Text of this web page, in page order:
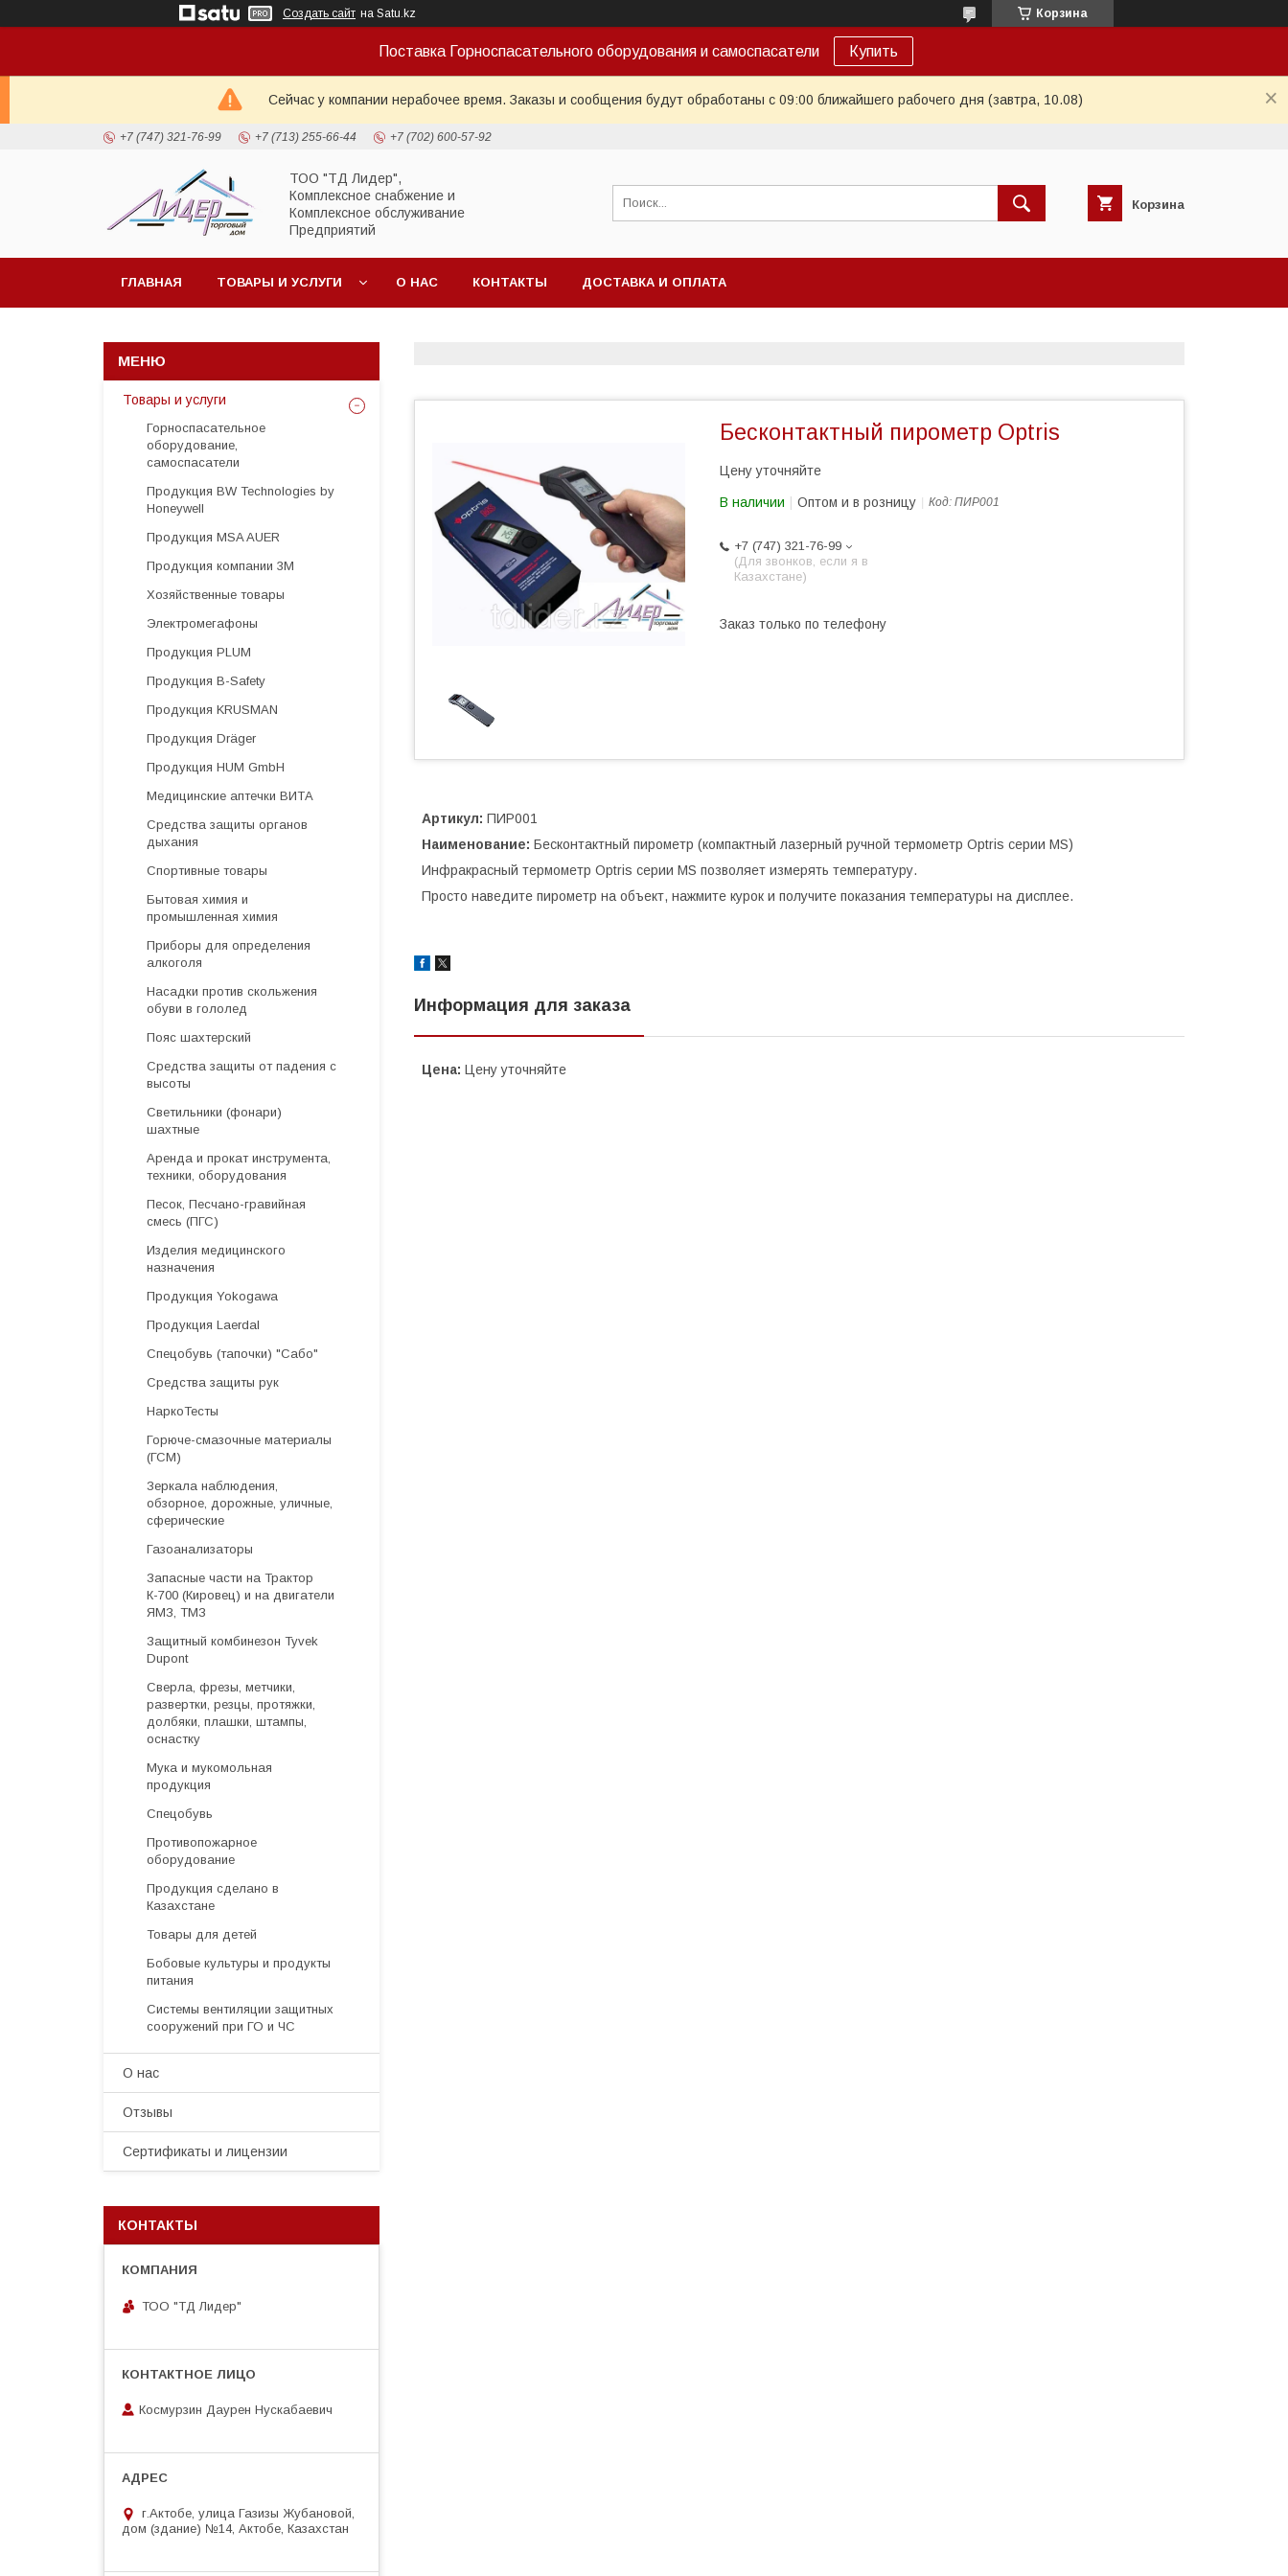
Создать сайт на Satu.kz Корзина
Поставка Горноспасательного оборудования и самоспасатели Купить
Сейчас у компании нерабочее время. Заказы и сообщения будут обработаны с 09:00 ближайшего рабочего дня (завтра, 10.08)
+7 (747) 321-76-99 +7 (713) 255-66-44 +7 (702) 600-57-92
ТОО "ТД Лидер",
Комплексное снабжение и
Комплексное обслуживание
Предприятий
Корзина
ГЛАВНАЯ ТОВАРЫ И УСЛУГИ О НАС КОНТАКТЫ ДОСТАВКА И ОПЛАТА
Бесконтактный пирометр Optris
Цену уточняйте
В наличии Оптом и в розницу Код: ПИР001
+7 (747) 321-76-99
(Для звонков, если я в
Казахстане)
Заказ только по телефону
Артикул: ПИР001
Наименование: Бесконтактный пирометр (компактный лазерный ручной термометр Optris серии MS)
Инфракрасный термометр Optris серии MS позволяет измерять температуру.
Просто наведите пирометр на объект, нажмите курок и получите показания температуры на дисплее.
Информация для заказа
Цена: Цену уточняйте
Товары и услуги
Горноспасательное
оборудование,
самоспасатели
Продукция BW Technologies by
Honeywell
Продукция MSA AUER
Продукция компании 3М
Хозяйственные товары
Электромегафоны
Продукция PLUM
Продукция B-Safety
Продукция KRUSMAN
Продукция Dräger
Продукция HUM GmbH
Медицинские аптечки ВИТА
Средства защиты органов
дыхания
Спортивные товары
Бытовая химия и
промышленная химия
Приборы для определения
алкоголя
Насадки против скольжения
обуви в гололед
Пояс шахтерский
Средства защиты от падения с
высоты
Светильники (фонари)
шахтные
Аренда и прокат инструмента,
техники, оборудования
Песок, Песчано-гравийная
смесь (ПГС)
Изделия медицинского
назначения
Продукция Yokogawa
Продукция Laerdal
Спецобувь (тапочки) "Сабо"
Средства защиты рук
НаркоТесты
Горюче-смазочные материалы
(ГСМ)
Зеркала наблюдения,
обзорное, дорожные, уличные,
сферические
Газоанализаторы
Запасные части на Трактор
К-700 (Кировец) и на двигатели
ЯМЗ, ТМЗ
Защитный комбинезон Tyvek
Dupont
Cверла, фрезы, метчики,
развертки, резцы, протяжки,
долбяки, плашки, штампы,
оснастку
Мука и мукомольная
продукция
Спецобувь
Противопожарное
оборудование
Продукция сделано в
Казахстане
Товары для детей
Бобовые культуры и продукты
питания
Системы вентиляции защитных
сооружений при ГО и ЧС
О нас
Отзывы
Сертификаты и лицензии
КОНТАКТЫ
ТОО "ТД Лидер"
Космурзин Даурен Нускабаевич
г.Актобе, улица Газизы Жубановой,
дом (здание) №14, Актобе, Казахстан